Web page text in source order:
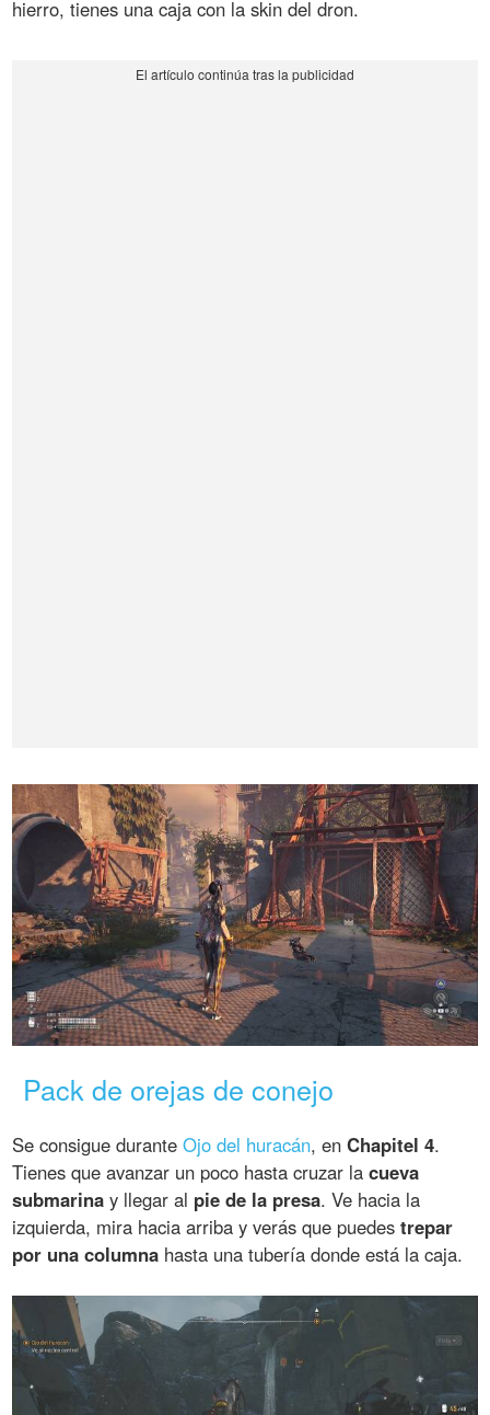
hierro, tienes una caja con la skin del dron.
Pack de orejas de conejo
Se consigue duranteOjo del huracán, enChapitel 4.
Tienes que avanzar un poco hasta cruzar lacueva
submarina y llegar al pie de la presa. Ve hacia la
izquierda, mira hacia arriba y verás que puedestrepar
por una columna hasta una tubería donde está la caja.